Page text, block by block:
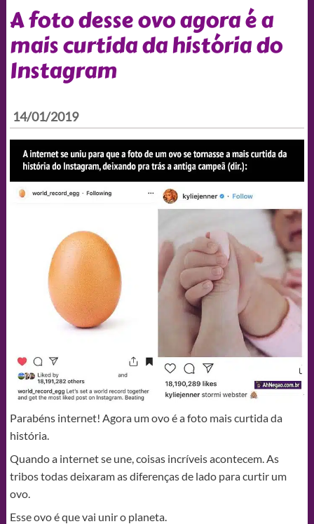
A foto desse ovo agora é a
mais curtida da história do
Instagram
14/01/2019
Parabéns internet! Agora um ovo é a foto mais curtida da
história.
Quando a internet se une, coisas incríveis acontecem. As
tribos todas deixaram as diferenças de lado para curtir um
ovo.
Esse ovo é que vai unir o planeta.